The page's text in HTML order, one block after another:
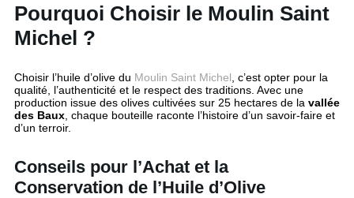
Pourquoi Choisir le Moulin Saint
Michel ?
Choisir l’huile d’olive du Moulin Saint Michel , c’est opter pour la
qualité, l’authenticité et le respect des traditions. Avec une
production issue des olives cultivées sur 25 hectares de la vallée
des Baux , chaque bouteille raconte l’histoire d’un savoir-faire et
d’un terroir.
Conseils pour l’Achat et la
Conservation de l’Huile d’Olive